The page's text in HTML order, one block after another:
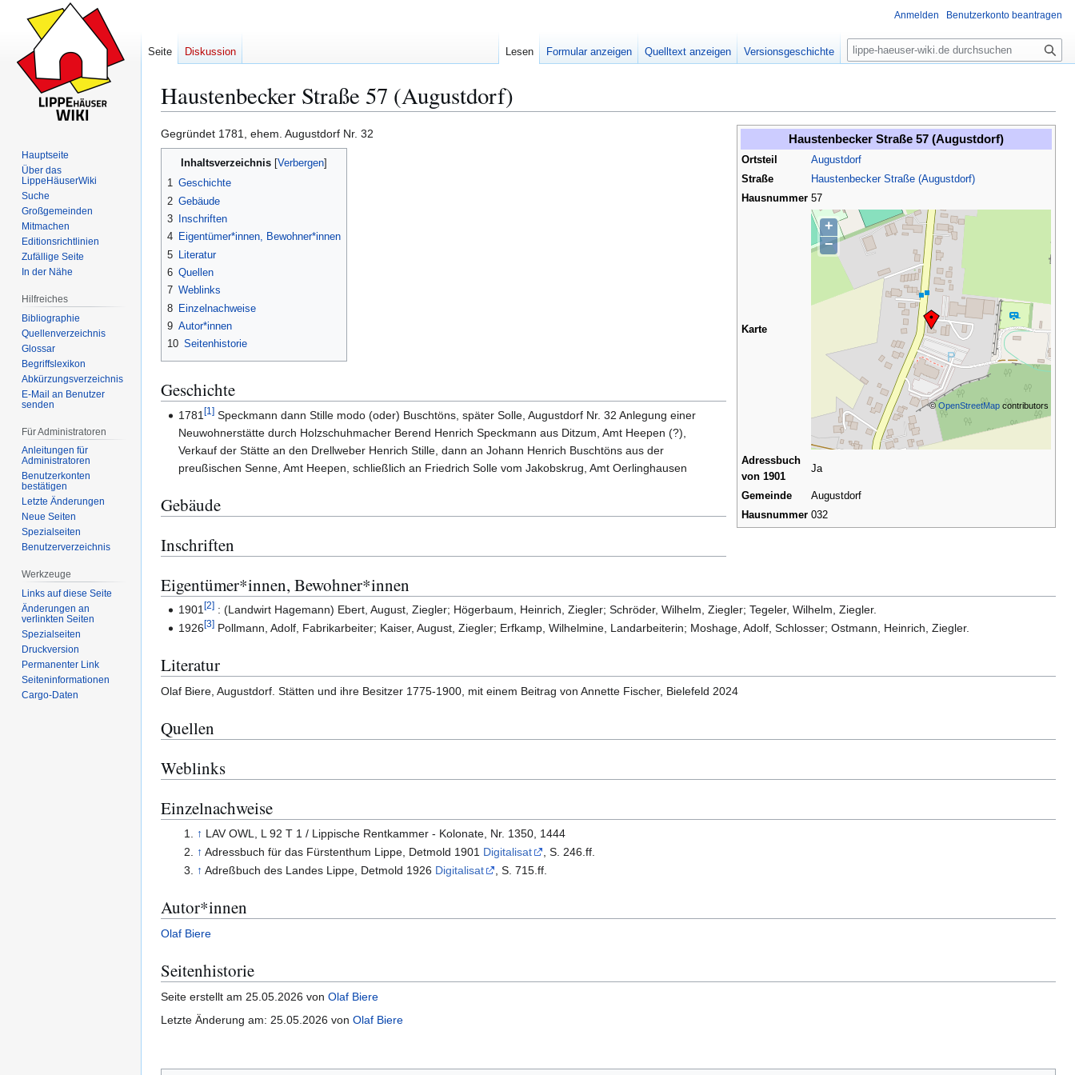
Haustenbecker Straße 57 (Augustdorf)
Zur
Navigation
springen
Zur
Suche
springen
Haustenbecker Straße 57 (Augustdorf)
Ortsteil
Augustdorf
Straße
Haustenbecker Straße (Augustdorf)
Hausnummer 57
Karte
+
−
© OpenStreetMap contributors
Adressbuch
von 1901
Ja
Gemeinde
Augustdorf
Hausnummer 032
Gegründet 1781, ehem. Augustdorf Nr. 32
Inhaltsverzeichnis
1 Geschichte
2 Gebäude
3
Inschriften
4 Eigentümer*innen, Bewohner*innen
5
Literatur
6 Quellen
7 Weblinks
8 Einzelnachweise
9 Autor*innen
10 Seitenhistorie
Geschichte
1781[1] Speckmann dann Stille modo (oder) Buschtöns, später Solle, Augustdorf Nr. 32 Anlegung einer
Neuwohnerstätte durch Holzschuhmacher Berend Henrich Speckmann aus Ditzum, Amt Heepen (?),
Verkauf der Stätte an den Drellweber Henrich Stille, dann an Johann Henrich Buschtöns aus der
preußischen Senne, Amt Heepen, schließlich an Friedrich Solle vom Jakobskrug, Amt Oerlinghausen
Gebäude
Inschriften
Eigentümer*innen, Bewohner*innen
1901[2] : (Landwirt Hagemann) Ebert, August, Ziegler; Högerbaum, Heinrich, Ziegler; Schröder, Wilhelm, Ziegler; Tegeler, Wilhelm, Ziegler.
1926[3] Pollmann, Adolf, Fabrikarbeiter; Kaiser, August, Ziegler; Erfkamp, Wilhelmine, Landarbeiterin; Moshage, Adolf, Schlosser; Ostmann, Heinrich, Ziegler.
Literatur
Olaf Biere, Augustdorf. Stätten und ihre Besitzer 1775-1900, mit einem Beitrag von Annette Fischer, Bielefeld 2024
Quellen
Weblinks
Einzelnachweise
↑ LAV OWL, L 92 T 1 / Lippische Rentkammer - Kolonate, Nr. 1350, 1444
↑ Adressbuch für das Fürstenthum Lippe, Detmold 1901 Digitalisat
, S. 246.ff.
↑ Adreßbuch des Landes Lippe, Detmold 1926 Digitalisat , S. 715.ff.
Autor*innen
Olaf Biere
Seitenhistorie
Seite erstellt am 25.05.2026 von Olaf Biere
Letzte Änderung am: 25.05.2026 von Olaf Biere
Anmelden Benutzerkonto beantragen
Seite Diskussion Lesen Formular anzeigen Quelltext anzeigen Versionsgeschichte
S
u
e
Hauptseite
Über das
LippeHäuserWiki
Suche
Großgemeinden
Mitmachen
Editionsrichtlinien
Zufällige Seite
In der Nähe
Hilfreiches
Bibliographie
Quellenverzeichnis
Glossar
Begriffslexikon
Abkürzungsverzeichnis
E-Mail an Benutzer
senden
Für Administratoren
Anleitungen für
Administratoren
Benutzerkonten
bestätigen
Letzte Änderungen
Neue Seiten
Spezialseiten
Benutzerverzeichnis
Werkzeuge
Links auf diese Seite
Änderungen an
verlinkten Seiten
Spezialseiten
Druckversion
Permanenter Link
Seiten­­informationen
Cargo-Daten